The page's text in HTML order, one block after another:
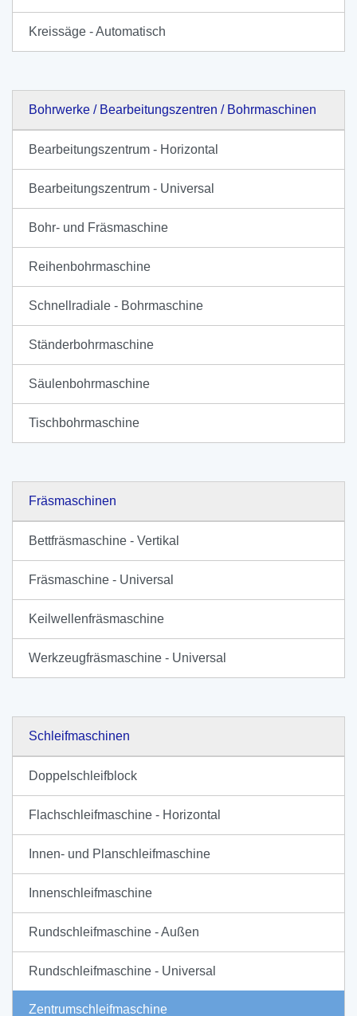
Kreissäge - Automatisch
Bohrwerke / Bearbeitungszentren / Bohrmaschinen
Bearbeitungszentrum - Horizontal
Bearbeitungszentrum - Universal
Bohr- und Fräsmaschine
Reihenbohrmaschine
Schnellradiale - Bohrmaschine
Ständerbohrmaschine
Säulenbohrmaschine
Tischbohrmaschine
Fräsmaschinen
Bettfräsmaschine - Vertikal
Fräsmaschine - Universal
Keilwellenfräsmaschine
Werkzeugfräsmaschine - Universal
Schleifmaschinen
Doppelschleifblock
Flachschleifmaschine - Horizontal
Innen- und Planschleifmaschine
Innenschleifmaschine
Rundschleifmaschine - Außen
Rundschleifmaschine - Universal
Zentrumschleifmaschine